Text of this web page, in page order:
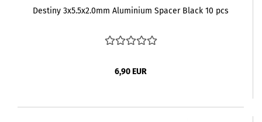
Destiny 3x5.5x2.0mm Aluminium Spacer Black 10 pcs
6,90 EUR